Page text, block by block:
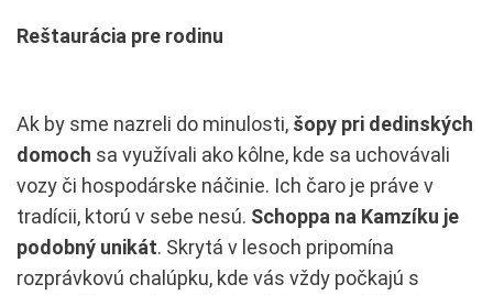
Reštaurácia pre rodinu
Ak by sme nazreli do minulosti, šopy pri dedinských
domoch sa využívali ako kôlne, kde sa uchovávali
vozy či hospodárske náčinie. Ich čaro je práve v
tradícii, ktorú v sebe nesú. Schoppa na Kamzíku je
podobný unikát. Skrytá v lesoch pripomína
rozprávkovú chalúpku, kde vás vždy počkajú s